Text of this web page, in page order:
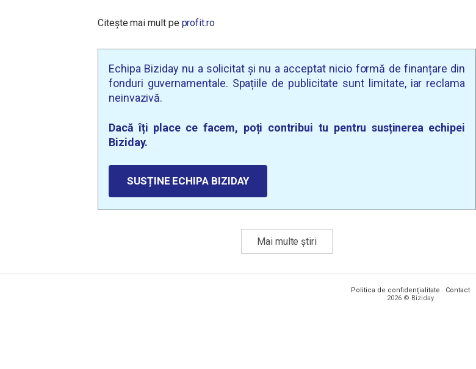
Citește mai mult pe profit.ro
Echipa Biziday nu a solicitat și nu a acceptat nicio formă de finanțare din
fonduri guvernamentale. Spațiile de publicitate sunt limitate, iar reclama
neinvazivă.
Dacă îți place ce facem, poți contribui tu pentru susținerea echipei
Biziday.
SUSȚINE ECHIPA BIZIDAY
Mai multe știri
Politica de confidențialitate · Contact
2026 © Biziday